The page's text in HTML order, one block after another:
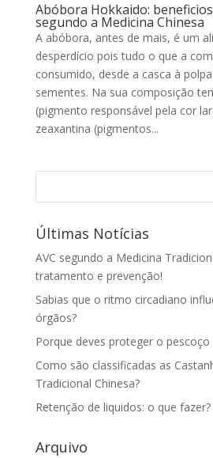
Abóbora Hokkaido:
segundo a Medicina Chinesa
A abóbora, antes de mais, é um
desperdício pois tudo o que a
consumido, desde a casca à
sementes. Na sua composição
(pigmento responsável pela cor
zeaxantina (pigmentos...
Últimas Notícias
AVC segundo a Medicina
tratamento e prevenção!
Sabias que o ritmo circadiano
órgãos?
Porque deves proteger o
Como são classificadas as
Tradicional Chinesa?
Retenção de liquidos: o que fazer?
Arquivo